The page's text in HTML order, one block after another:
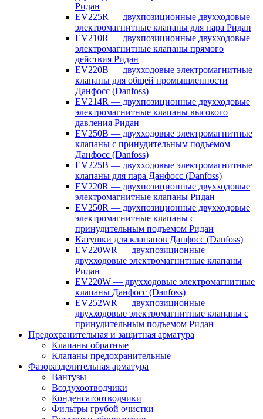
Ридан
EV225R — двухпозиционные двухходовые
электромагнитные клапаны для пара Ридан
EV210R — двухпозиционные двухходовые
электромагнитные клапаны прямого
действия Ридан
EV220B — двухходовые электромагнитные
клапаны для общей промышленности
Данфосс (Danfoss)
EV214R — двухпозиционные двухходовые
электромагнитные клапаны высокого
давления Ридан
EV250B — двухходовые электромагнитные
клапаны с принудительным подъемом
Данфосс (Danfoss)
EV225B — двухходовые электромагнитные
клапаны для пара Данфосс (Danfoss)
EV220R — двухпозиционные двухходовые
электромагнитные клапаны Ридан
EV250R — двухпозиционные двухходовые
электромагнитные клапаны с
принудительным подъемом Ридан
Катушки для клапанов Данфосс (Danfoss)
EV220WR — двухпозиционные
двухходовые электромагнитные клапаны
Ридан
EV220W — двухходовые электромагнитные
клапаны Данфосс (Danfoss)
EV252WR — двухпозиционные
двухходовые электромагнитные клапаны с
принудительным подъемом Ридан
Предохранительная и защитная арматура
Клапаны обратные
Клапаны предохранительные
Фазоразделительная арматура
Вантузы
Воздухоотводчики
Конденсатоотводчики
Фильтры грубой очистки